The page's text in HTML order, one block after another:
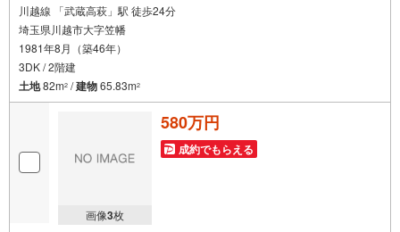
川越線 「武蔵高萩」駅 徒歩24分
埼玉県川越市大字笠幡
1981年8月（築46年）
3DK / 2階建
土地82m2 /建物65.83m2
画像3枚
580万円
成約でもらえる